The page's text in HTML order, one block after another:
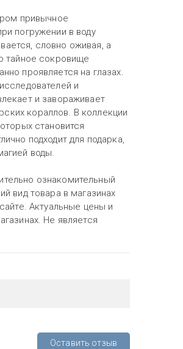
привычное
погружении в воду
словно оживая, а
тайное сокровище
проявляется на глазах.
и
и завораживает
кораллов. В коллекции
становится
подходит для подарка,
воды.
ознакомительный
вид товара в магазинах
Актуальные цены и
Не является
Оставить отзыв